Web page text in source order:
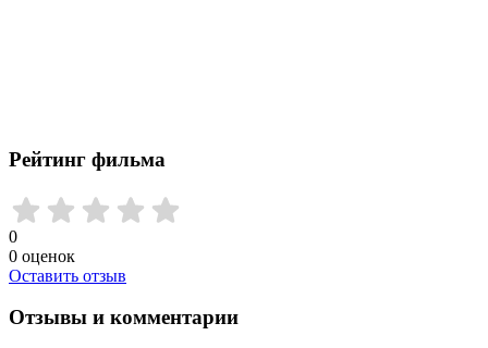
Рейтинг фильма
0
0 оценок
Оставить отзыв
Отзывы и комментарии